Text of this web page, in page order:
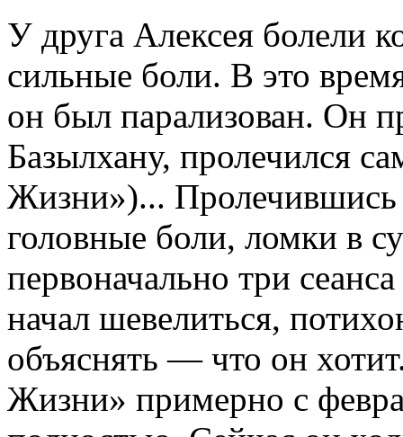
У друга Алексея болели
сильные боли. В это
он был парализован. Он
Базылхану, пролечился
Жизни»)... Пролечившись
головные боли, ломки в
первоначально три
начал шевелиться,
объяснять — что он
Жизни» примерно с